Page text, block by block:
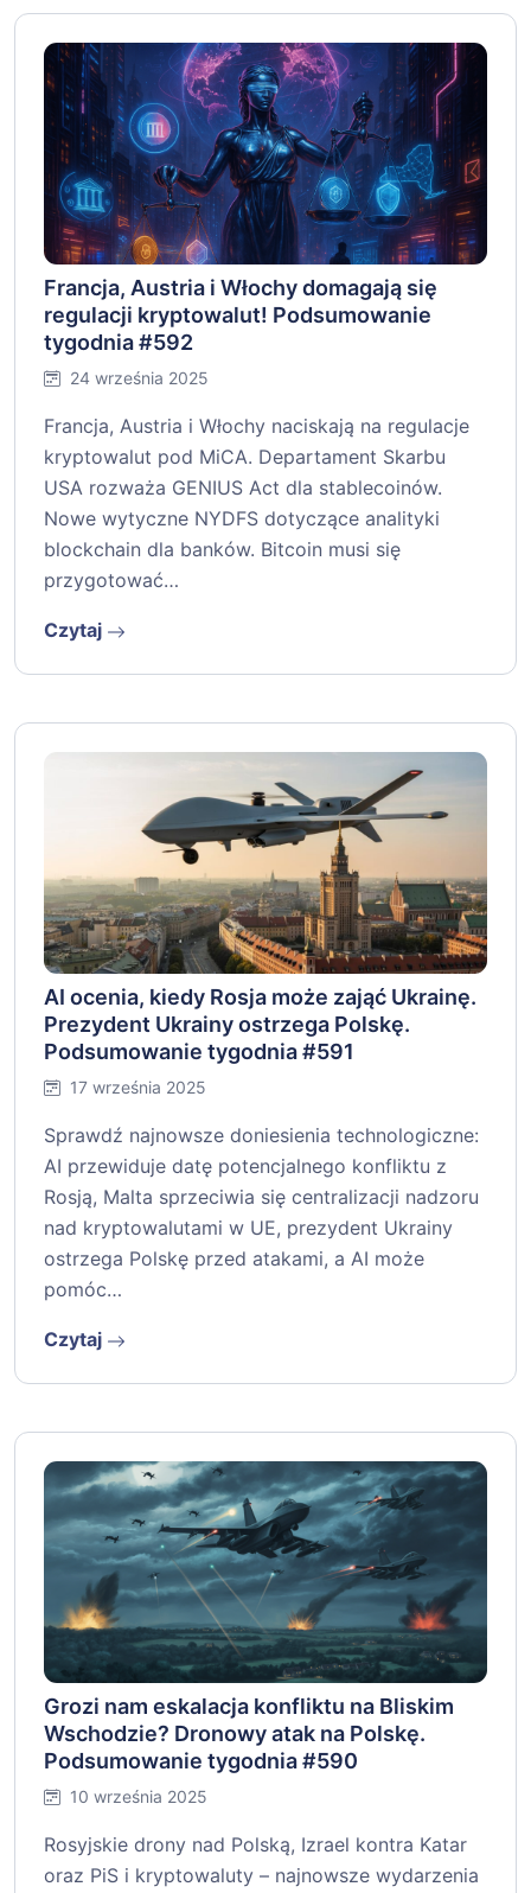
Francja, Austria i Włochy domagają się
regulacji kryptowalut! Podsumowanie
tygodnia #592
24 września 2025
Francja, Austria i Włochy naciskają na regulacje
kryptowalut pod MiCA. Departament Skarbu
USA rozważa GENIUS Act dla stablecoinów.
Nowe wytyczne NYDFS dotyczące analityki
blockchain dla banków. Bitcoin musi się
przygotować…
Czytaj
AI ocenia, kiedy Rosja może zająć Ukrainę.
Prezydent Ukrainy ostrzega Polskę.
Podsumowanie tygodnia #591
17 września 2025
Sprawdź najnowsze doniesienia technologiczne:
AI przewiduje datę potencjalnego konfliktu z
Rosją, Malta sprzeciwia się centralizacji nadzoru
nad kryptowalutami w UE, prezydent Ukrainy
ostrzega Polskę przed atakami, a AI może
pomóc…
Czytaj
Grozi nam eskalacja konfliktu na Bliskim
Wschodzie? Dronowy atak na Polskę.
Podsumowanie tygodnia #590
10 września 2025
Rosyjskie drony nad Polską, Izrael kontra Katar
oraz PiS i kryptowaluty – najnowsze wydarzenia